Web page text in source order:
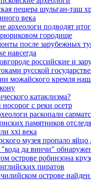
пещера шульган-таш
века
археологи подводят
рюриковом городище
после зарубежных
навсегда
российские и
русской
можайского кремля
катаклизма?
с реки осетр
раскопали
памятников
xxi века
музея пропало яйцо
да винчи"
острове робинзона
пиратов
острове